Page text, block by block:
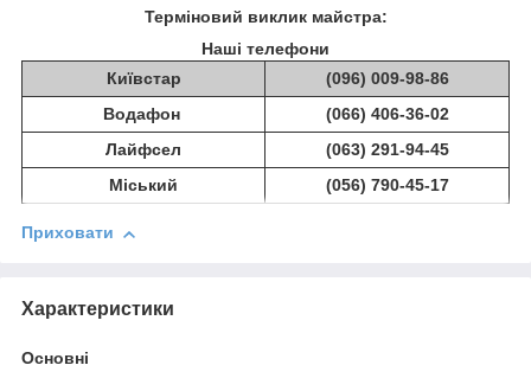
Терміновий виклик майстра:
Наші телефони
Київстар
(096) 009-98-86
Водафон
(066) 406-36-02
Лайфсел
(063) 291-94-45
Міський
(056) 790-45-17
Приховати
Характеристики
Основні